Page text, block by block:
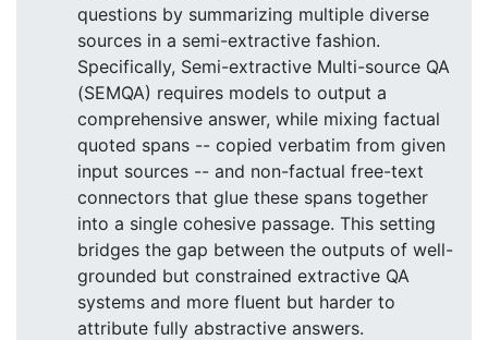
questions by summarizing multiple diverse
sources in a semi-extractive fashion.
Specifically, Semi-extractive Multi-source QA
(SEMQA) requires models to output a
comprehensive answer, while mixing factual
quoted spans -- copied verbatim from given
input sources -- and non-factual free-text
connectors that glue these spans together
into a single cohesive passage. This setting
bridges the gap between the outputs of well-
grounded but constrained extractive QA
systems and more fluent but harder to
attribute fully abstractive answers.